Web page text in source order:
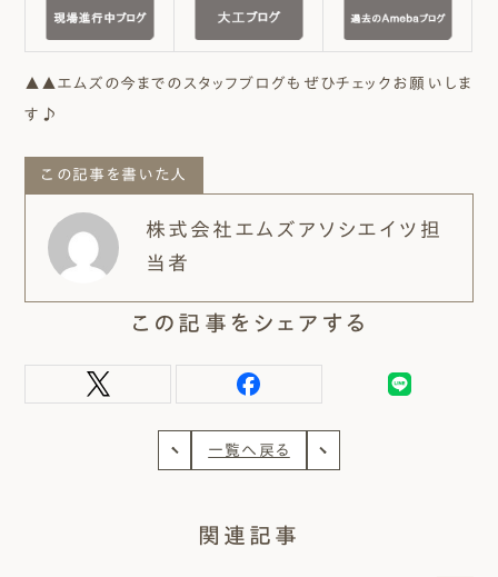
▲▲エムズの今までのスタッフブログもぜひチェックお願いしま
す♪
この記事を書いた人
株式会社エムズアソシエイツ担
当者
この記事をシェアする
一覧へ戻る
関連記事